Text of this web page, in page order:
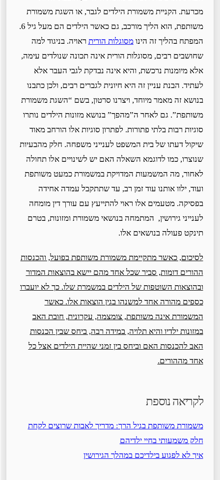
מכרעת. הקניית משמורת הילדים לגבר, או השגת משמורת
משותפת, הוא הליך מורכב, גם כאשר הילדים הם מעל גיל 6.
המפתח בהליך זה הינומסוגלות הוריתראויה. בניגוד למה
שחושבים רבים, מסוגלות הורית אינה תכונה שנולדים עימה,
אלא מיומנות נרכשת, והיא אינה נבדקת לגבי העבר אלא
לעתיד. הבנת עניין זה היא חיונית לגברים רבים, ולכן כתבנו
בנושא זה מאמר מיוחד, ויצרנו סרטון, בשם “השגת משמורת
משותפת”. גם לאחר ה”מהפך” בנושא מזונות הילדים נותרו
סוגיות רבות בלתי פתורות. לפתרון סוגיות אלו הורחב מאוד
שיקול דעתו של בית המשפט לענייני משפחה. חלק מהבעיות
שנוצרו, כמו לדוגמא השאלה האם יש לשינויים אלו תחולה
לאחור, מה המשמעות המדויקת במשמורת כמעט משותפת
ועוד, ילוו אותנו עוד זמן רב, עד שתתקבל עמדה אחידה
בפסיקה. מטעמים אלו ראוי להתייעץ עם עורך דין מומחה
לענייני גירושין, המתמחה בנושאי משמורת ומזונות, בטרם
תינקט פעולה בנושאים אלו.
לסיכום, כאשר מתקיימת משמורת משותפת בפועל, והכנסות
ההורים דומות, סביר שכל אחד מהם יישא בהוצאות המדור
ובהוצאות השוטפות של הילדים במשמרת שלו. כך לא יועברו
כספים מהורה אחד למשנהו בגין הוצאות אלו. כאשר
המשמורת אינה משותפת, צומצמה, עקרונית, חובת האב
במזונות ילדיו והיא תלויה, במידה רבה, ביחס שבין הכנסות
האב להכנסות האם וביחס בין זמני שהיית הילדים אצל כל
אחד מההורים.
לקריאה נוספת
משמורת משותפת בגיל הרך: מדריך לאבות שרוצים לקחת
חלק משמעותי בחיי ילדיהם
איך לא לפגוע בילדיכם במהלך הגירושין